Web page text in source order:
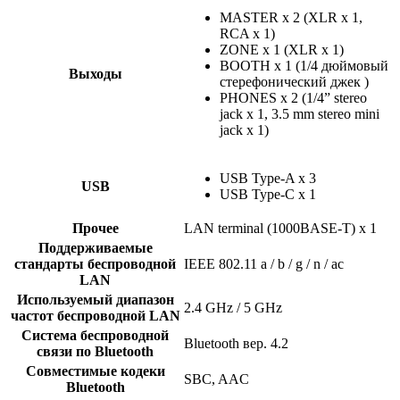
Выходы
MASTER x 2 (XLR x 1,
RCA x 1)
ZONE x 1 (XLR x 1)
BOOTH x 1 (1/4 дюймовый
стерефонический джек )
PHONES x 2 (1/4” stereo
jack x 1, 3.5 mm stereo mini
jack x 1)
USB
USB Type-A x 3
USB Type-C x 1
Прочее
LAN terminal (1000BASE-T) x 1
Поддерживаемые
стандарты беспроводной
LAN
IEEE 802.11 a / b / g / n / ac
Используемый диапазон
частот беспроводной LAN
2.4 GHz / 5 GHz
Система беспроводной
связи по Bluetooth
Bluetooth вер. 4.2
Совместимые кодеки
Bluetooth
SBC, AAC